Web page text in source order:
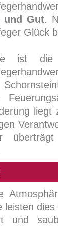
und Gut.
Glück
ist die
leisten
und